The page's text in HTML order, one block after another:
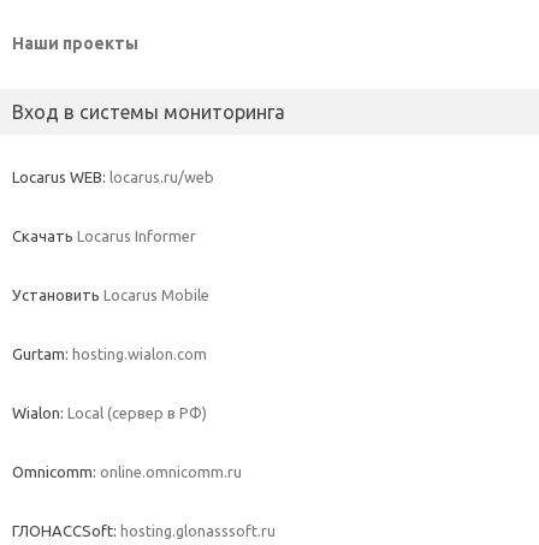
Наши проекты
Вход в системы мониторинга
Locarus WEB: locarus.ru/web
Скачать Locarus Informer
Установить Locarus Mobile
Gurtam: hosting.wialon.com
Wialon: Local (сервер в РФ)
Omnicomm: online.omnicomm.ru
ГЛОНАССSoft: hosting.glonasssoft.ru